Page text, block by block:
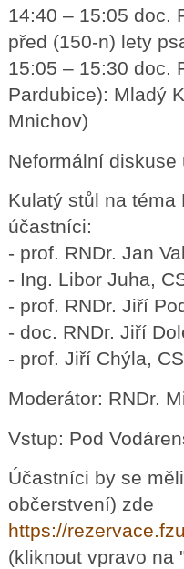
14:40 – 15:05 doc.
před (150-n) lety
15:05 – 15:30 doc.
Pardubice): Mladý
Mnichov)
Neformální
Kulatý stůl na
účastníci:
- prof. RNDr. Jan
- Ing. Libor Juha,
- prof. RNDr. Jiří
- doc. RNDr. Jiří
- prof. Jiří Chýla,
Moderátor: RNDr.
Vstup: Pod
Účastníci by se
občerstvení) zde
https://
(kliknout vpravo na